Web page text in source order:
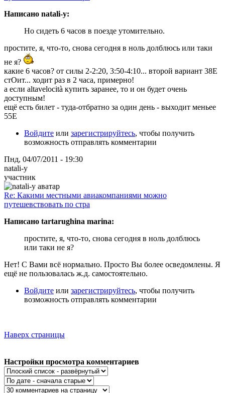
Написано natali-y:
Но сидеть 6 часов в поезде утомительно.
простите, я, что-то, снова сегодня в ноль долблюсь или таки
не я?
какие 6 часов? от силы 2-2:20, 3:50-4:10... второй вариант 38Е
стОит... ходит раз в 2 часа, примерно!
а если altavelocità купить заранее, то и он будет очень
доступным!
ещё есть билет - туда-отбратно за один день - выходит меньее
55Е
Войдите или зарегистрируйтесь, чтобы получить
возможность отправлять комментарии
Пнд, 04/07/2011 - 19:30
natali-y
участник
Re: Какими местными авиакомпаниями можно
путешевствовать по стра
Написано tartarughina marina:
простите, я, что-то, снова сегодня в ноль долблюсь
или таки не я?
Нет! С Вами всё нормально. Просто Вы более осведомлены. Я
ещё не пользовалась ж.д. самостоятельно.
Войдите или зарегистрируйтесь, чтобы получить
возможность отправлять комментарии
Наверх страницы
Настройки просмотра комментариев